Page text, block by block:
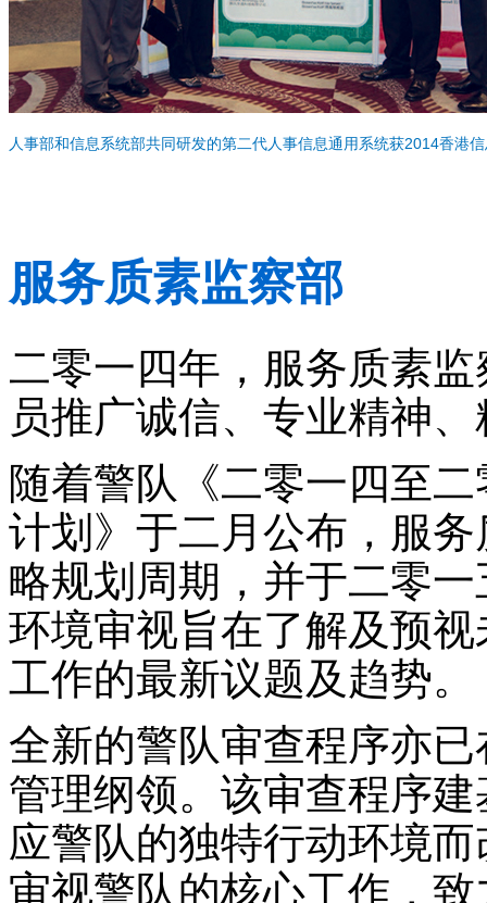
人事部和信息系统部共同研发的第二代人事信息通用系统获2014香港
服务质素监察部
二零一四年，服务质素
员推广诚信、专业精神
随着警队《二零一四至
计划》于二月公布，服
略规划周期，并于二零
环境审视旨在了解及预
工作的最新议题及趋势。
全新的警队审查程序亦
管理纲领。该审查程序
应警队的独特行动环境
审视警队的核心工作，